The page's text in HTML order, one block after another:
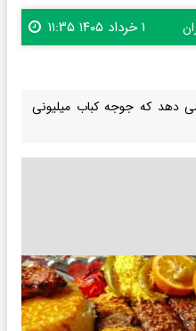
۱ خرداد ۱۴۰۵ ۱۱:۳۵
دهد که جوجه کباب میلیونی